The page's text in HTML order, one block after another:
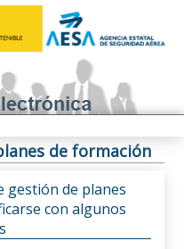
de formación
gestión de planes
con algunos